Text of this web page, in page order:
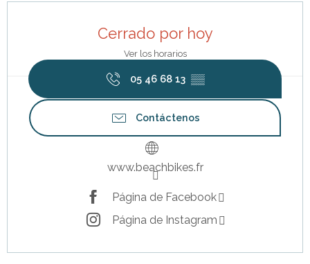
Cerrado por hoy
Ver los horarios
05 46 68 13 ▒▒
Contáctenos
www.beachbikes.fr
Página de Facebook
Página de Instagram